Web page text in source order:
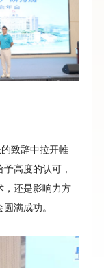
致辞中拉开帷
高度的认可，
，还是影响力方
满成功。